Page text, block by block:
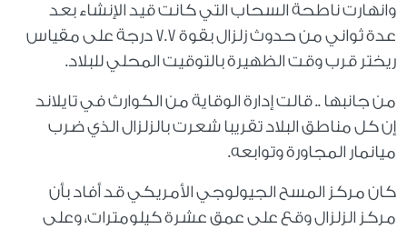
وانهارت ناطحة السحاب التي كانت قيد الإنشاء بعد
عدة ثواني من حدوث زلزال بقوة 7.7 درجة على مقياس
ريختر قرب وقت الظهيرة بالتوقيت المحلي للبلاد.
من جانبها .. قالت إدارة الوقاية من الكوارث في تايلاند
إن كل مناطق البلاد تقريبا شعرت بالزلزال الذي ضرب
ميانمار المجاورة وتوابعه.
كان مركز المسح الجيولوجي الأمريكي قد أفاد بأن
مركز الزلزال وقع على عمق عشرة كيلومترات، وعلى